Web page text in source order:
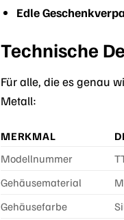
Edle
Technische
Für alle, die es genau
Metall:
MERKMAL
Modellnummer
Gehäusematerial
Gehäusefarbe